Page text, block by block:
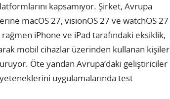
kapsamıyor. Şirket, Avrupa
macOS 27, visionOS 27 ve watchOS 27
iPhone ve iPad tarafındaki eksiklik,
mobil cihazlar üzerinden kullanan kişiler
Öte yandan Avrupa’daki geliştiriciler
uygulamalarında test